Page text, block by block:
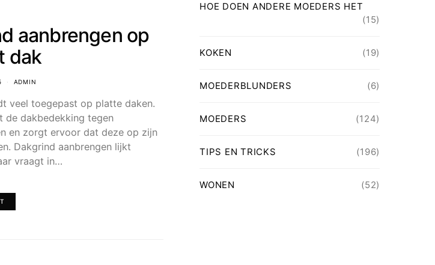
aanbrengen op
dak
ADMIN
veel toegepast op platte daken.
de dakbedekking tegen
en zorgt ervoor dat deze op zijn
Dakgrind aanbrengen lijkt
vraagt in…
HOE DOEN ANDERE MOEDERS HET
(15)
KOKEN (19)
MOEDERBLUNDERS (6)
MOEDERS (124)
TIPS EN TRICKS (196)
WONEN (52)